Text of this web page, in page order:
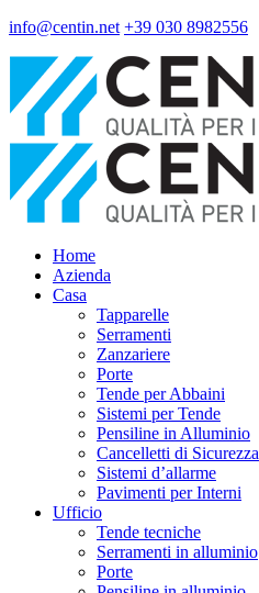
info@centin.net +39 030 8982556
Home
Azienda
Casa
Tapparelle
Serramenti
Zanzariere
Porte
Tende per Abbaini
Sistemi per Tende
Pensiline in Alluminio
Cancelletti di Sicurezza
Sistemi d’allarme
Pavimenti per Interni
Ufficio
Tende tecniche
Serramenti in alluminio
Porte